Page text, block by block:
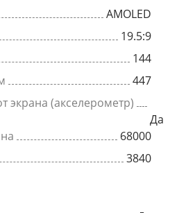
AMOLED
19.5:9
144
447
экрана (акселерометр)
Да
68000
3840